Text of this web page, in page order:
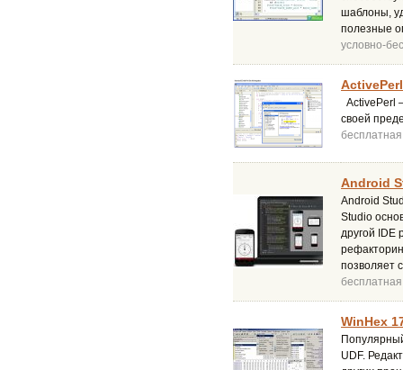
шаблоны,
полезные
условно-
ActivePerl
своей
бесплатная
Android
Android
Studio
другой IDE
позволяет
бесплатная
WinHex
UDF.